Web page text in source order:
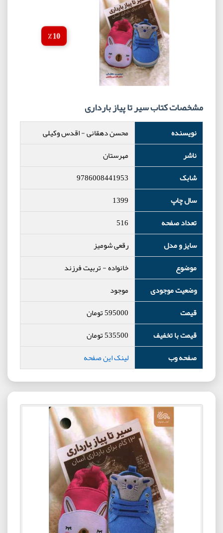
10 ٪
مشخصات کتاب سیر تا پیاز بارداری
نویسنده محسن دهقانی-اقدس وکیلی
ناشر
مهرستان
شابک
9786008441953
سال چاپ
1399
تعداد صفحه
516
سایز و مدل
رقعی شومیز
موضوع
خانواده-تربیت فرزند
وضعیت موجودی
موجود
قیمت
595000تومان
قیمت با تخفیف
535500تومان
صفحه وب
لینک این صفحه